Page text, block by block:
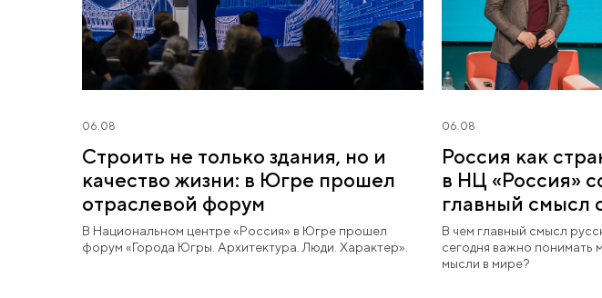
06.08
Строить не только здания, но и
качество жизни: в Югре прошел
отраслевой форум
В Национальном центре «Россия» в Югре прошел
форум «Города Югры. Архитектура. Люди. Характер».
06.08
Россия как
в НЦ «Россия»
главный смысл
философии
В чем главный смысл
сегодня важно понимать
мысли в мире?